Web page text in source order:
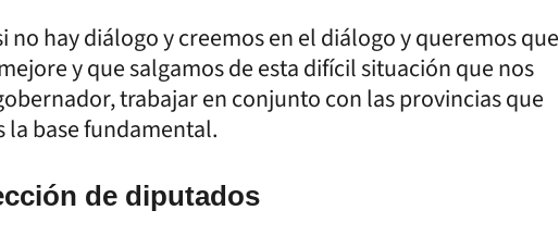
no hay diálogo y creemos en el diálogo y queremos que
y que salgamos de esta difícil situación que nos
trabajar en conjunto con las provincias que
la base fundamental.
de diputados